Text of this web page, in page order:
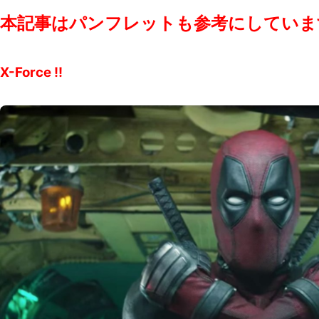
本記事はパンフレットも参考にしてい
X-Force !!